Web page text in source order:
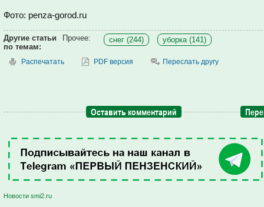
Фото: penza-gorod.ru
Другие статьи
по темам:
Прочее: снег (244) уборка (141)
Распечатать PDF версия Переслать другу
Оставить комментарий
Новости smi2.ru